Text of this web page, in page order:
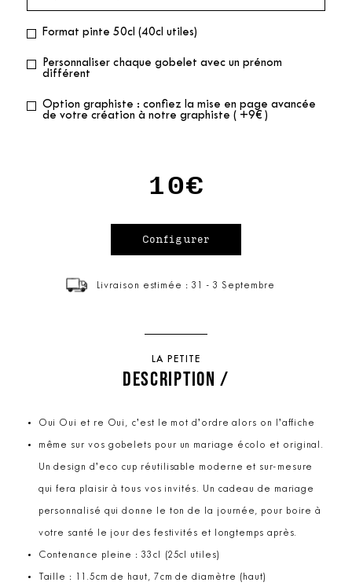
Format pinte 50cl (40cl utiles)
Personnaliser chaque gobelet avec un prénom
différent
Option graphiste : confiez la mise en page avancée
de votre création à notre graphiste ( +9€ )
10€
Livraison estimée : 31 - 3 Septembre
LA PETITE
DESCRIPTION /
Oui Oui et re Oui, c’est le mot d’ordre alors on l’affiche
même sur vos gobelets pour un mariage écolo et original.
Un design d’eco cup réutilisable moderne et sur-mesure
qui fera plaisir à tous vos invités. Un cadeau de mariage
personnalisé qui donne le ton de la journée, pour boire à
votre santé le jour des festivités et longtemps après.
Contenance pleine : 33cl (25cl utiles)
Taille : 11.5cm de haut, 7cm de diamètre (haut)